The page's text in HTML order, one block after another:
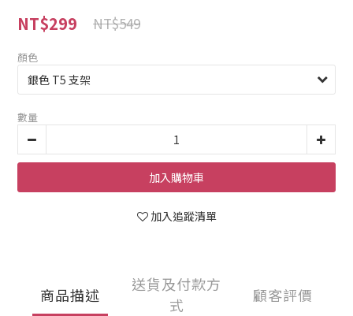
NT$299 NT$549
顏色
數量
加入購物車
加入追蹤清單
商品描述
送貨及付款方
式
顧客評價